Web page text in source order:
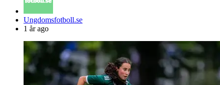
Posted
by
Ungdomsfotboll.se
1 år ago